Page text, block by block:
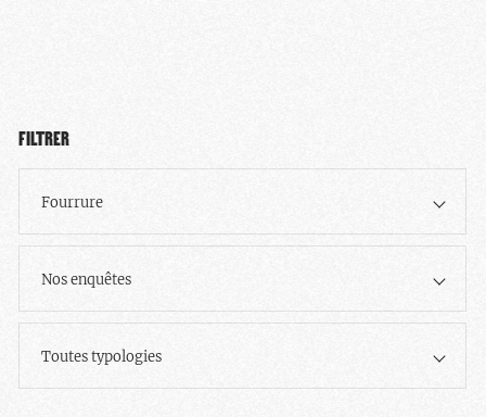
FILTRER
Fourrure
Nos enquêtes
Toutes typologies